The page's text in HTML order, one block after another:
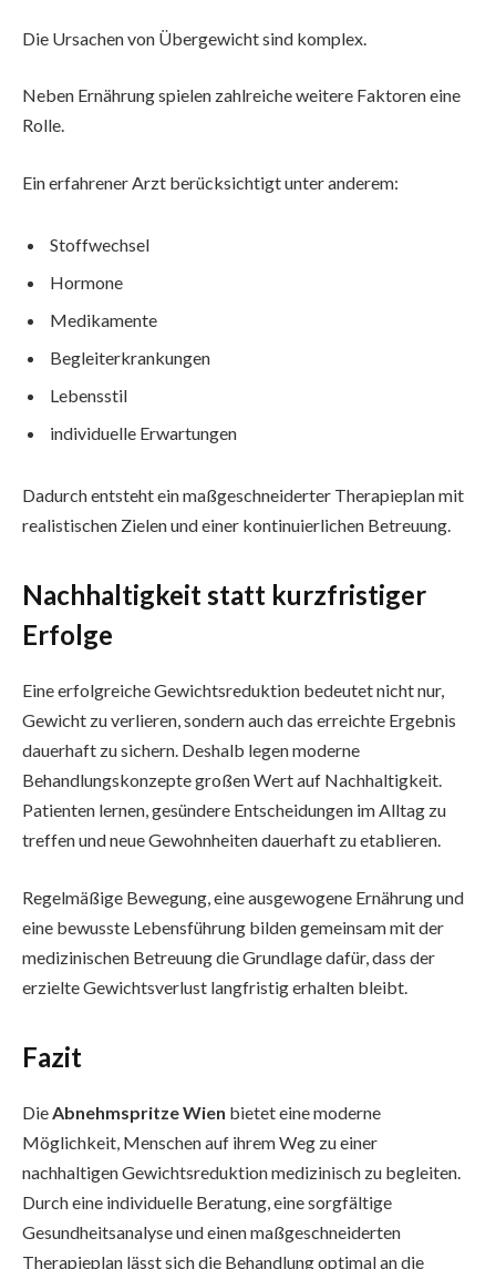
Die Ursachen von Übergewicht sind komplex.
Neben Ernährung spielen zahlreiche weitere Faktoren eine
Rolle.
Ein erfahrener Arzt berücksichtigt unter anderem:
Stoffwechsel
Hormone
Medikamente
Begleiterkrankungen
Lebensstil
individuelle Erwartungen
Dadurch entsteht ein maßgeschneiderter Therapieplan mit
realistischen Zielen und einer kontinuierlichen Betreuung.
Nachhaltigkeit statt kurzfristiger
Erfolge
Eine erfolgreiche Gewichtsreduktion bedeutet nicht nur,
Gewicht zu verlieren, sondern auch das erreichte Ergebnis
dauerhaft zu sichern. Deshalb legen moderne
Behandlungskonzepte großen Wert auf Nachhaltigkeit.
Patienten lernen, gesündere Entscheidungen im Alltag zu
treffen und neue Gewohnheiten dauerhaft zu etablieren.
Regelmäßige Bewegung, eine ausgewogene Ernährung und
eine bewusste Lebensführung bilden gemeinsam mit der
medizinischen Betreuung die Grundlage dafür, dass der
erzielte Gewichtsverlust langfristig erhalten bleibt.
Fazit
DieAbnehmspritze Wien bietet eine moderne
Möglichkeit, Menschen auf ihrem Weg zu einer
nachhaltigen Gewichtsreduktion medizinisch zu begleiten.
Durch eine individuelle Beratung, eine sorgfältige
Gesundheitsanalyse und einen maßgeschneiderten
Therapieplan lässt sich die Behandlung optimal an die